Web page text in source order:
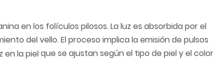
en los folículos pilosos. La luz es absorbida por el
del vello. El proceso implica la emisión de pulsos
que se ajustan según el tipo de piel y el color